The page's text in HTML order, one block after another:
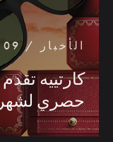
الأخبار / 09 ديسمبر 2023
كارتييه تقدم
حصري لشهر